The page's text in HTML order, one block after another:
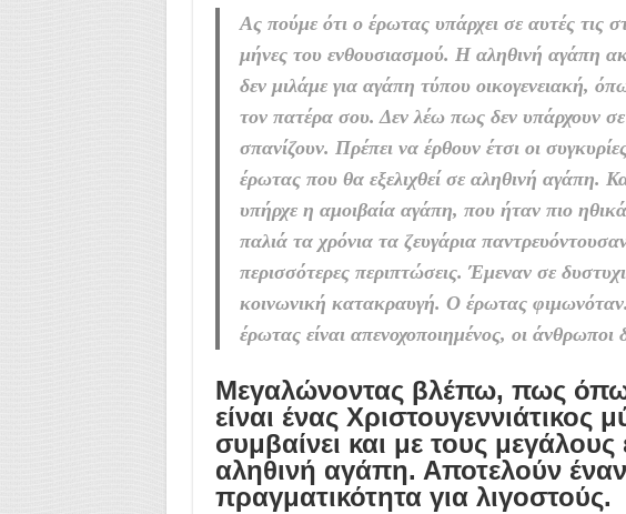
Ας πούμε ότι ο έρωτας υπάρχει σε αυτές τις
μήνες του ενθουσιασμού. Η αληθινή αγάπη
δεν μιλάμε για αγάπη τύπου οικογενειακή,
τον πατέρα σου. Δεν λέω πως δεν υπάρχουν
σπανίζουν. Πρέπει να έρθουν έτσι οι
έρωτας που θα εξελιχθεί σε αληθινή αγάπη.
υπήρχε η αμοιβαία αγάπη, που ήταν πιο
παλιά τα χρόνια τα ζευγάρια
περισσότερες περιπτώσεις. Έμεναν σε
κοινωνική κατακραυγή. Ο έρωτας
έρωτας είναι απενοχοποιημένος, οι άνθρωποι
Μεγαλώνοντας βλέπω, πως
είναι ένας Χριστουγεννιάτικος
συμβαίνει και με τους μεγάλους
αληθινή αγάπη. Αποτελούν
πραγματικότητα για λιγοστούς.